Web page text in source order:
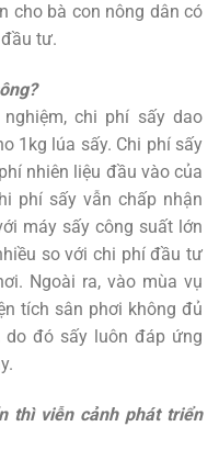
cho bà con nông dân có
tư.
chi phí sấy dao
1kg lúa sấy. Chi phí sấy
nhiên liệu đầu vào của
phí sấy vẫn chấp nhận
máy sấy công suất lớn
so với chi phí đầu tư
Ngoài ra, vào mùa vụ
tích sân phơi không đủ
đó sấy luôn đáp ứng
thì viễn cảnh phát triển